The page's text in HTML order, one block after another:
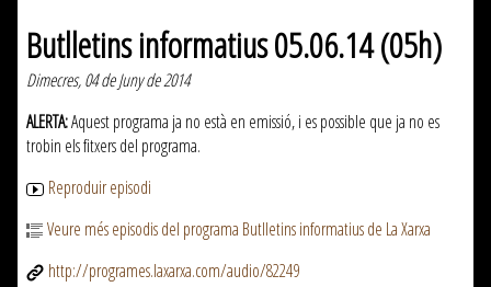
Butlletins informatius 05.06.14 (05h)
Dimecres, 04 de Juny de 2014
ALERTA:Aquest programa ja no està en emissió, i es possible que ja no es
trobin els fitxers del programa.
Reproduir episodi
Veure més episodis del programa Butlletins informatius de La Xarxa
http://programes.laxarxa.com/audio/82249